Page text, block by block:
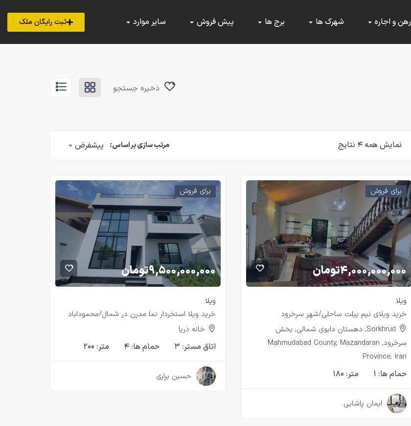
رهن و اجاره شهرک ها برج ها پیش فروش سایر موارد ثبت رایگان ملک
ذخیره جستجو
نمایش همه ۴ نتایج مرتب سازی بر اساس: پیشفرض
برای فروش
۴,۰۰۰,۰۰۰,۰۰۰تومان
ویلا
خرید ویلای نیم پیلت ساحلی/شهر سرخرود
Sorkhrud, دهستان دابوی شمالی, بخش
سرخرود, Mahmudabad County, Mazandaran
Province, Iran
حمام ها: ۱ متر: ۱۸۰
ایمان پاشایی
برای فروش
۹,۵۰۰,۰۰۰,۰۰۰تومان
ویلا
خريد ويلا استخردار نما مدرن در شمال/محموداباد
خانه دريا
اتاق مستر: ۳ حمام ها: ۴ متر: ۲۰۰
حسین براری